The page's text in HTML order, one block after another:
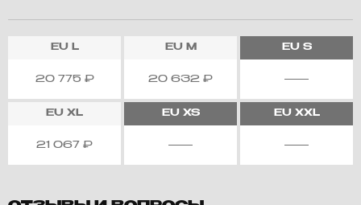
EUL
20 775 ₽
EUM
20 632 ₽
EUS
EU XL
21 067 ₽
EUXS EUXXL